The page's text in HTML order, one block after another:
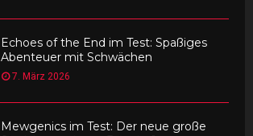
Echoes of the End im Test: Spaßiges
Abenteuer mit Schwächen
7. März 2026
Mewgenics im Test: Der neue große